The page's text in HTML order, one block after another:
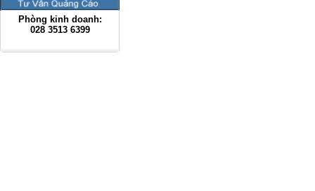
Phòng kinh doanh:
028 3513 6399